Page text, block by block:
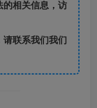
相关信息，访
联系我们我们